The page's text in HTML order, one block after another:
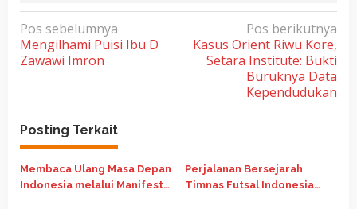
N
a
v
a
s
i
Pos sebelumnya
Mengilhami Puisi Ibu D
Zawawi Imron
Pos berikutnya
Kasus Orient Riwu Kore,
Setara Institute: Bukti
Buruknya Data
Kependudukan
Posting Terkait
Membaca Ulang Masa Depan
Indonesia melalui Manifesto
Perjalanan Bersejarah
Timnas Futsal Indonesia